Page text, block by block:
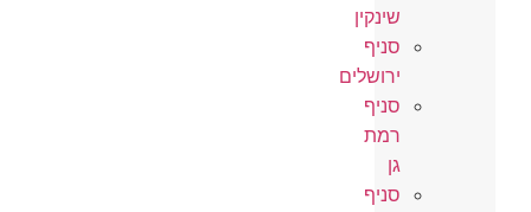
שינקין
סניף
ירושלים
סניף
רמת
גן
סניף